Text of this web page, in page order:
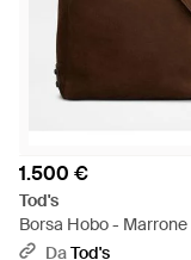
1.500 €
Tod's
Borsa Hobo - Marrone
DaTod's